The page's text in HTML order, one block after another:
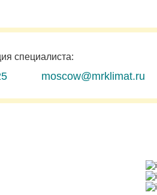
специалиста:
moscow@mrklimat.ru